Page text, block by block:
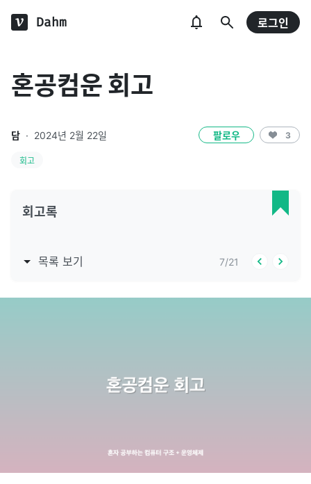
Dahm 로그인
혼공컴운 회고
담 · 2024년 2월 22일 팔로우 3
회고
회고록
목록 보기 7/21